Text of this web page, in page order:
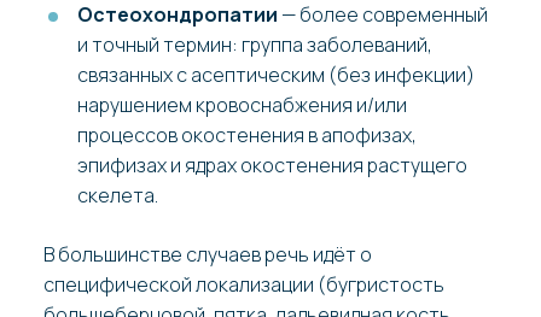
Остеохондропатии — более современный
и точный термин: группа заболеваний,
связанных с асептическим (без инфекции)
нарушением кровоснабжения и/или
процессов окостенения в апофизах,
эпифизах и ядрах окостенения растущего
скелета.
В большинстве случаев речь идёт о
специфической локализации (бугристость